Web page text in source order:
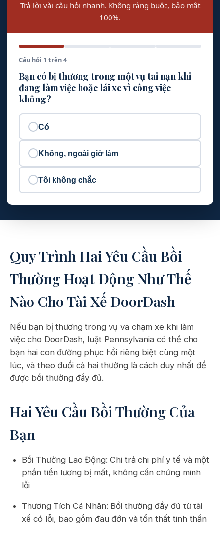
Trả lời vài câu hỏi nhanh. Không ràng buộc, bảo mật
100%.
Câu hỏi 1 trên 4
Bạn có bị thương trong một vụ tai nạn khi
đang làm việc hoặc lái xe vì công việc
không?
Có
Không, ngoài giờ làm
Tôi không chắc
Quy Trình Hai Yêu Cầu Bồi
Thường Hoạt Động Như Thế
Nào Cho Tài Xế DoorDash
Nếu bạn bị thương trong vụ va chạm xe khi làm
việc cho DoorDash, luật Pennsylvania có thể cho
bạn hai con đường phục hồi riêng biệt cùng một
lúc, và theo đuổi cả hai thường là cách duy nhất để
được bồi thường đầy đủ.
Hai Yêu Cầu Bồi Thường Của
Bạn
Bồi Thường Lao Động: Chi trả chi phí y tế và một
phần tiền lương bị mất, không cần chứng minh
lỗi
Thương Tích Cá Nhân: Bồi thường đầy đủ từ tài
xế có lỗi, bao gồm đau đớn và tổn thất tinh thần